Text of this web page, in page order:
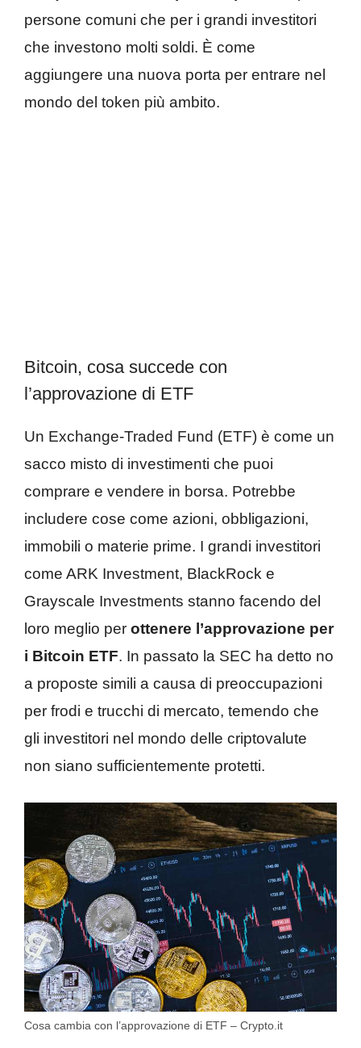
persone comuni che per i grandi investitori
che investono molti soldi. È come
aggiungere una nuova porta per entrare nel
mondo del token più ambito.
Bitcoin, cosa succede con
l’approvazione di ETF
Un Exchange-Traded Fund (ETF) è come un
sacco misto di investimenti che puoi
comprare e vendere in borsa. Potrebbe
includere cose come azioni, obbligazioni,
immobili o materie prime. I grandi investitori
come ARK Investment, BlackRock e
Grayscale Investments stanno facendo del
loro meglio per ottenere l’approvazione per
i Bitcoin ETF. In passato la SEC ha detto no
a proposte simili a causa di preoccupazioni
per frodi e trucchi di mercato, temendo che
gli investitori nel mondo delle criptovalute
non siano sufficientemente protetti.
Cosa cambia con l’approvazione di ETF – Crypto.it